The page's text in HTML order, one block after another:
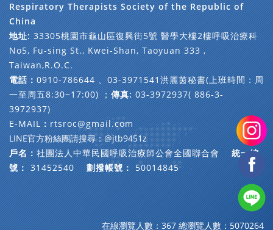
Respiratory Therapists Society of the Republic of
China
地址:33305桃園市龜山區復興街5號 醫學大樓2樓呼吸治療科
No5, Fu-sing St., Kwei-Shan, Taoyuan 333 ,
Taiwan,R.O.C.
電話：0910-786644 、03-3971541洪麗茵秘書(上班時間：周
一至周五8:30~17:00) ；傳真:03-3972937( 886-3-
3972937)
E-MAIL：rtsroc@gmail.com
LINE官方粉絲團請搜尋：@jtb9451z
戶名：社團法人中華民國呼吸治療師公會全國聯合會統一編
號：31452540劃撥帳號：50014845
在線瀏覽人數：367 總瀏覽人數：5070264